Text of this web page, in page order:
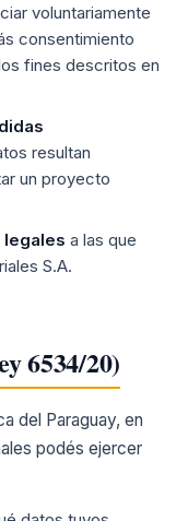
voluntariamente
consentimiento
fines descritos en
resultan
un proyecto
legales a las que
S.A.
6534/20)
del Paraguay, en
podés ejercer